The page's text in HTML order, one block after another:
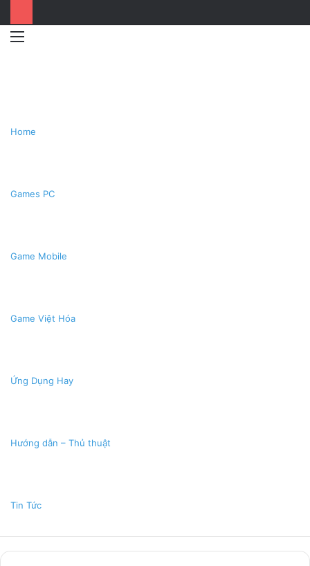
Home
Games PC
Game Mobile
Game Việt Hóa
Ứng Dụng Hay
Hướng dẫn – Thủ thuật
Tin Tức